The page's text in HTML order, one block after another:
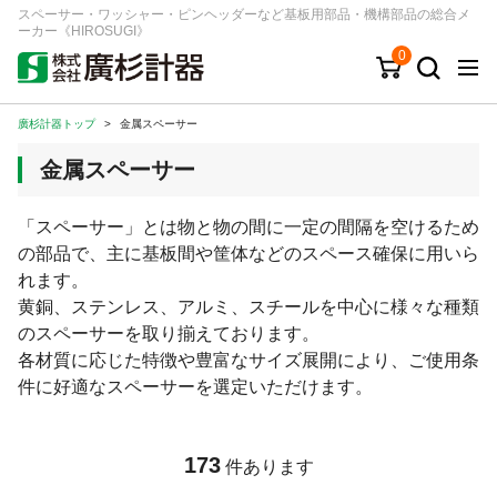
スペーサー・ワッシャー・ピンヘッダーなど基板用部品・機構部品の総合メ
ーカー《HIROSUGI》
0
キーワード 品番/シリーズ
商品カテゴリから探す
シリーズから探す
ログイン
注文・見積りについて
廣杉計器トップ > 金属スペーサー
金属スペーサー
「スペーサー」とは物と物の間に一定の間隔を空けるため
の部品で、主に基板間や筐体などのスペース確保に用いら
れます。
黄銅、ステンレス、アルミ、スチールを中心に様々な種類
のスペーサーを取り揃えております。
各材質に応じた特徴や豊富なサイズ展開により、ご使用条
件に好適なスペーサーを選定いただけます。
173 件あります